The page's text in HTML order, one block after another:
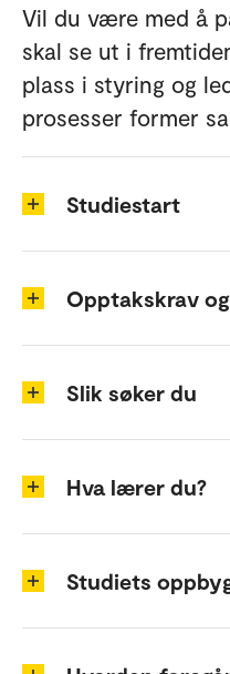
Vil du være med å
skal se ut i
plass i styring og
prosesser former
Studiestart
Opptakskrav
Slik søker du
Hva lærer du?
Studiets